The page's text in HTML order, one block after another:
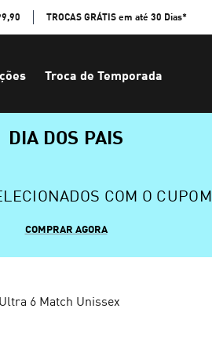
TROCAS GRÁTIS em até 30 Dias*
Troca de Temporada
DIA DOS PAIS
COM O CUPOM
COMPRAR AGORA
6 Match Unissex